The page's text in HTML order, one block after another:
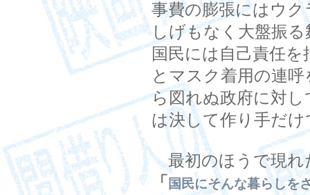
事費の膨張にはウ
しげもなく大盤振
国民には自己責任
とマスク着用の連
ら図れぬ政府に対
は決して作り手だ
最初のほうで現れ
「 国民にそんな暮らしを